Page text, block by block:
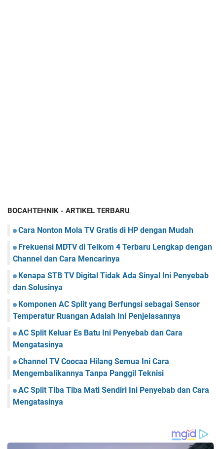
BOCAHTEHNIK - ARTIKEL TERBARU
Cara Nonton Mola TV Gratis di HP dengan Mudah
Frekuensi MDTV di Telkom 4 Terbaru Lengkap dengan
Channel dan Cara Mencarinya
Kenapa STB TV Digital Tidak Ada Sinyal Ini Penyebab
dan Solusinya
Komponen AC Split yang Berfungsi sebagai Sensor
Temperatur Ruangan Adalah Ini Penjelasannya
AC Split Keluar Es Batu Ini Penyebab dan Cara
Mengatasinya
Channel TV Coocaa Hilang Semua Ini Cara
Mengembalikannya Tanpa Panggil Teknisi
AC Split Tiba Tiba Mati Sendiri Ini Penyebab dan Cara
Mengatasinya